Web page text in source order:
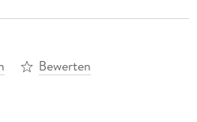
Bewerten